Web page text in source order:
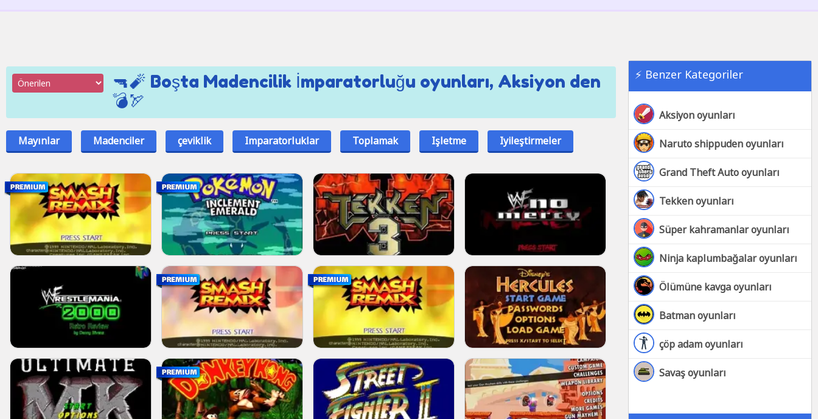
⚡ Benzer Kategoriler
Aksiyon oyunları
Naruto shippuden oyunları
Grand Theft Auto oyunları
Tekken oyunları
Süper kahramanlar oyunları
Ninja kaplumbağalar oyunları
Ölümüne kavga oyunları
Batman oyunları
çöp adam oyunları
Savaş oyunları
🔫🧨 Boşta Madencilik İmparatorluğu oyunları, Aksiyon den
💣🏹
Mayınlar Madenciler çeviklik Imparatorluklar Toplamak Işletme Iyileştirmeler